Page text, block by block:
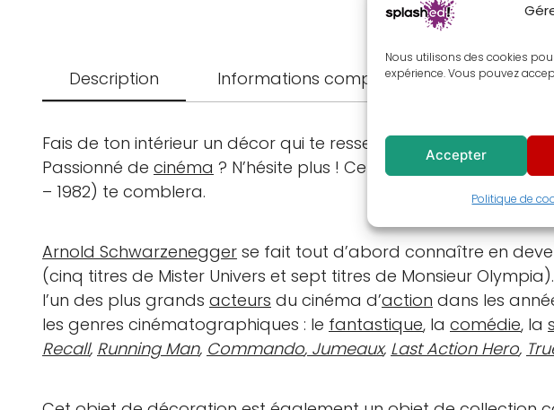
Nous utilisons des cookies
expérience. Vous pouvez
Accepter
Politique de
Description Informations complémentaires
Fais de ton intérieur un décor qui te ressemble avec ce
Passionné de cinéma ? N’hésite plus ! Ce tableau d’Arnold
– 1982) te comblera.
Arnold Schwarzenegger se fait tout d’abord connaître en
(cinq titres de Mister Univers et sept titres de Monsieur
l’un des plus grands acteurs du cinéma d’action dans les
les genres cinématographiques : le fantastique, la comédie, la
Recall, Running Man, Commando, Jumeaux, Last Action Hero,